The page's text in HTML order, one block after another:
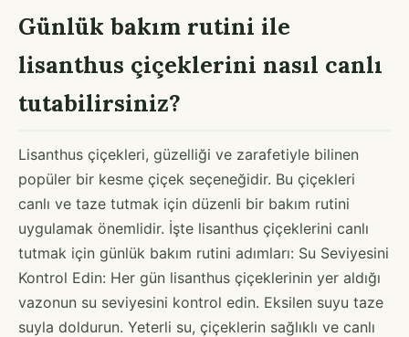
Günlük bakım rutini ile
lisanthus çiçeklerini nasıl canlı
tutabilirsiniz?
Lisanthus çiçekleri, güzelliği ve zarafetiyle bilinen
popüler bir kesme çiçek seçeneğidir. Bu çiçekleri
canlı ve taze tutmak için düzenli bir bakım rutini
uygulamak önemlidir. İşte lisanthus çiçeklerini canlı
tutmak için günlük bakım rutini adımları: Su Seviyesini
Kontrol Edin: Her gün lisanthus çiçeklerinin yer aldığı
vazonun su seviyesini kontrol edin. Eksilen suyu taze
suyla doldurun. Yeterli su, çiçeklerin sağlıklı ve canlı